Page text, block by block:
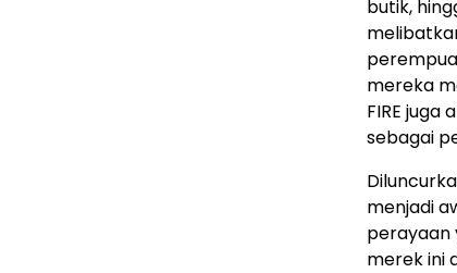
butik,
mereka
FIRE juga
sebagai
menjadi
perayaan
merek ini